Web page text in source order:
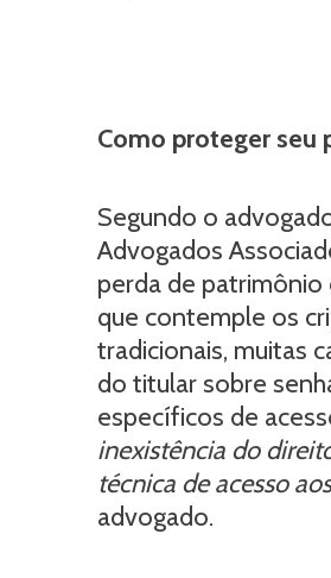
Como proteger
Segundo o
Advogados
perda de
que contemple os
tradicionais, muitas
do titular sobre
específicos de
inexistência do
técnica de acesso
advogado.